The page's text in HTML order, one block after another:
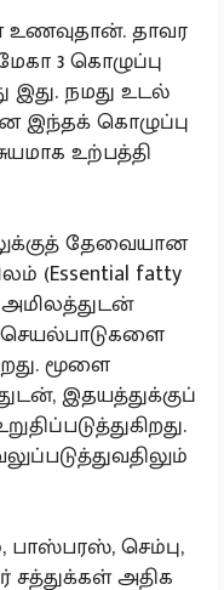
தாவர
3 கொழுப்பு
நமது உடல்
இந்தக் கொழுப்பு
உற்பத்தி
தேவையான
(Essential fatty
அமிலத்துடன்
மூளை
இதயத்துக்குப்
பாஸ்பரஸ், செம்பு,
சத்துக்கள் அதிக